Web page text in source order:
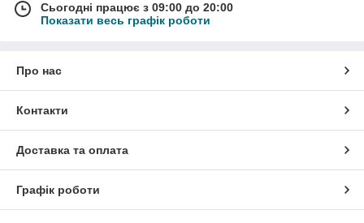
Сьогодні працює з 09:00 до 20:00
Показати весь графік роботи
Про нас
Контакти
Доставка та оплата
Графік роботи